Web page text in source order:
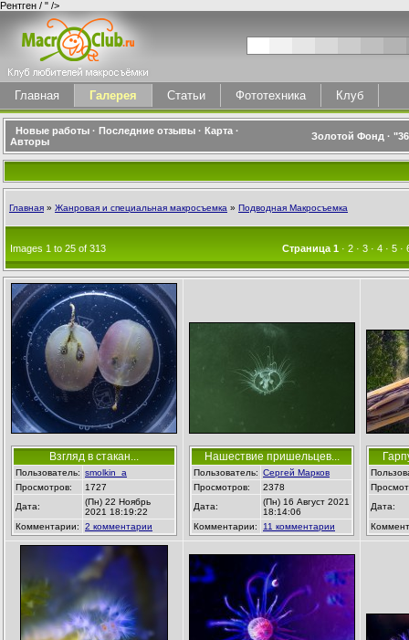
Рентген / " />
Главная Галерея Статьи Фототехника Клуб
Новые работы · Последние отзывы · Карта ·
Авторы
Золотой Фонд ·
Главная » Жанровая и специальная макросъемка » Подводная Макросъемка
Images 1 to 25 of 313 Страница 1· 2· 3· 4· 5·
Взгляд в стакан...
Пользователь: smolkin_a
Просмотров:
1727
Дата:
(Пн) 22 Ноябрь
2021 18:19:22
Комментарии:
2 комментарии
Нашествие пришельцев...
Пользователь: Сергей Марков
Просмотров:
2378
Дата:
(Пн) 16 Август 2021
18:14:06
Комментарии:
11 комментарии
Дата: